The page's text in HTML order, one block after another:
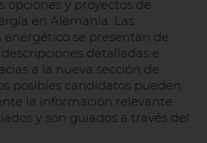
opciones y proyectos de
en Alemania. Las
energético se presentan de
detalladas e
a la nueva sección de
posibles candidatos pueden
la información relevante
y son guiados a través del